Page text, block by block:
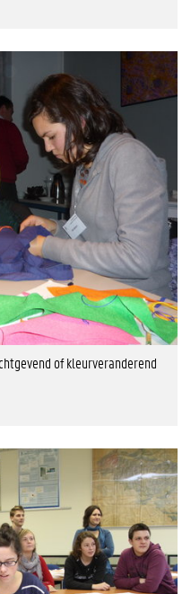
of kleurveranderend